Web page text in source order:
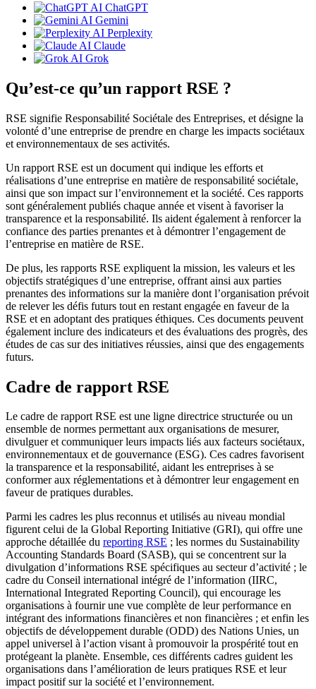
ChatGPT
Gemini
Perplexity
Claude
Grok
Qu’est-ce qu’un rapport RSE ?
RSE signifie Responsabilité Sociétale des Entreprises, et désigne la
volonté d’une entreprise de prendre en charge les impacts sociétaux
et environnementaux de ses activités.
Un rapport RSE est un document qui indique les efforts et
réalisations d’une entreprise en matière de responsabilité sociétale,
ainsi que son impact sur l’environnement et la société. Ces rapports
sont généralement publiés chaque année et visent à favoriser la
transparence et la responsabilité. Ils aident également à renforcer la
confiance des parties prenantes et à démontrer l’engagement de
l’entreprise en matière de RSE.
De plus, les rapports RSE expliquent la mission, les valeurs et les
objectifs stratégiques d’une entreprise, offrant ainsi aux parties
prenantes des informations sur la manière dont l’organisation prévoit
de relever les défis futurs tout en restant engagée en faveur de la
RSE et en adoptant des pratiques éthiques. Ces documents peuvent
également inclure des indicateurs et des évaluations des progrès, des
études de cas sur des initiatives réussies, ainsi que des engagements
futurs.
Cadre de rapport RSE
Le cadre de rapport RSE est une ligne directrice structurée ou un
ensemble de normes permettant aux organisations de mesurer,
divulguer et communiquer leurs impacts liés aux facteurs sociétaux,
environnementaux et de gouvernance (ESG). Ces cadres favorisent
la transparence et la responsabilité, aidant les entreprises à se
conformer aux réglementations et à démontrer leur engagement en
faveur de pratiques durables.
Parmi les cadres les plus reconnus et utilisés au niveau mondial
figurent celui de la Global Reporting Initiative (GRI), qui offre une
approche détaillée du reporting RSE ; les normes du Sustainability
Accounting Standards Board (SASB), qui se concentrent sur la
divulgation d’informations RSE spécifiques au secteur d’activité ; le
cadre du Conseil international intégré de l’information (IIRC,
International Integrated Reporting Council), qui encourage les
organisations à fournir une vue complète de leur performance en
intégrant des informations financières et non financières ; et enfin les
objectifs de développement durable (ODD) des Nations Unies, un
appel universel à l’action visant à promouvoir la prospérité tout en
protégeant la planète. Ensemble, ces différents cadres guident les
organisations dans l’amélioration de leurs pratiques RSE et leur
impact positif sur la société et l’environnement.